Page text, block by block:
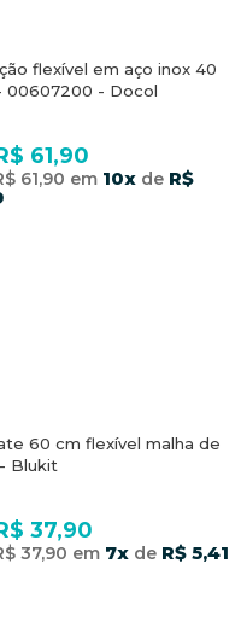
flexível em aço inox 40
00607200 - Docol
61,90
61,90 em 10xde R$
60 cm flexível malha de
Blukit
37,90
37,90 em 7xde R$ 5,41